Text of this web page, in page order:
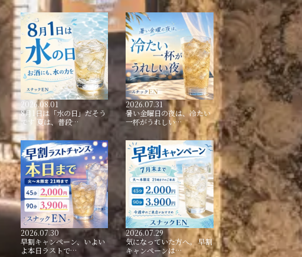
2026.08.01
8月1日は「水の日」だそう
です 夏は、普段…
2026.07.31
暑い金曜日の夜は、冷たい
一杯がうれしい…
2026.07.30
早割キャンペーン、いよい
よ本日ラストで…
2026.07.29
気になっていた方へ。 早割
キャンペーンは…